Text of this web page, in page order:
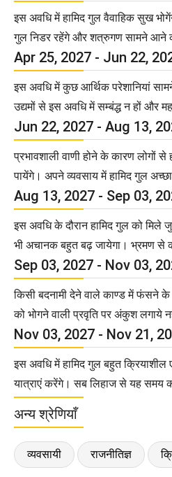
इस अवधि में हामिद गुल वैवाहिक सुख
गुल निडर रहेंगे और शत्रुगण सामने आने की
Apr 25, 2027 - Jun 22,
इस अवधि में कुछ आर्थिक परेशानियां
उद्यमों से इस अवधि में सम्बंद्ध न हों और
Jun 22, 2027 - Aug 13,
प्रभावशाली वाणी होने के कारण लोगों से
पायेंगे। अपने व्यवसाय में हामिद गुल
Aug 13, 2027 - Sep 03,
इस अवधि के दौरान हामिद गुल को
भी अचानक बहुत बढ़ जायेगा। भ्रमण से
Sep 03, 2027 - Nov 03,
किसी बदनामी देने वाले काण्ड में फंसने
को भोगने वाली प्रवृति पर अंकुश लगाये
Nov 03, 2027 - Nov 21,
इस अवधि में हामिद गुल बहुत क्रियाशील
यात्राएं करेंगे। सब लिहाज से यह समय
अन्य श्रेणियाँ
व्यवसायी राजनीतिज्ञ